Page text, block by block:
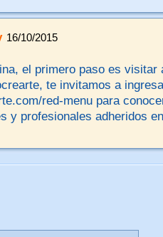
16/10/2015
el primero paso es visitar
te invitamos a
red-menu para
y profesionales adheridos